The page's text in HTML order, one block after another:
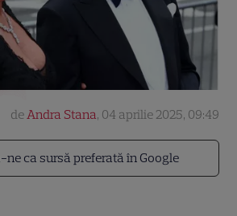
ne ca sursă preferată în Google
deAndra Stana, 04 aprilie 2025, 09:49